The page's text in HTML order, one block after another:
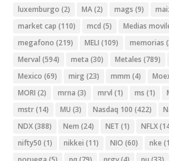
luxemburgo (2) MA(2) mags (9)
market cap (110) mcd (5) Medias
megafono (219) MELI (109) memorias
Merval (594) meta (30) Metales (789)
Mexico (69) mirg (23) mmm (4)
MORI (2) mrna (3) mrvl (1) ms (1)
mstr(14) MU (3) Nasdaq 100 (422)
NDX(388) Nem (24) NET (1) NFLX
nifty50 (1) nikkei (11) NIO (60) nke